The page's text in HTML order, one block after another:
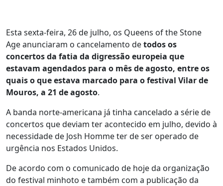
Esta sexta-feira, 26 de julho, os Queens of the Stone
Age anunciaram o cancelamento detodos os
concertos da fatia da digressão europeia que
estavam agendados para o mês de agosto, entre os
quais o que estava marcado para o festival Vilar de
Mouros, a 21 de agosto.
A banda norte-americana já tinha cancelado a série de
concertos que deviam ter acontecido em julho, devido à
necessidade de Josh Homme ter de ser operado de
urgência nos Estados Unidos.
De acordo com o comunicado de hoje da organização
do festival minhoto e também com a publicação da